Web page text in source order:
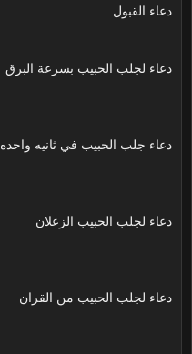
دعاء القبول
دعاء لجلب الحبيب بسرعة البرق
دعاء جلب الحبيب في ثانيه واحده
دعاء لجلب الحبيب الزعلان
دعاء لجلب الحبيب من القران